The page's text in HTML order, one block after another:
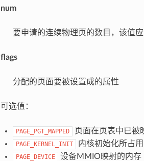
num
要申请的连续物理页的数目，该值应
flags
分配的页面要被设置成的属性
可选值：
PAGE_PGT_MAPPED 页面在页表中已被
PAGE_KERNEL_INIT 内核初始化所占
PAGE_DEVICE 设备MMIO映射的内存